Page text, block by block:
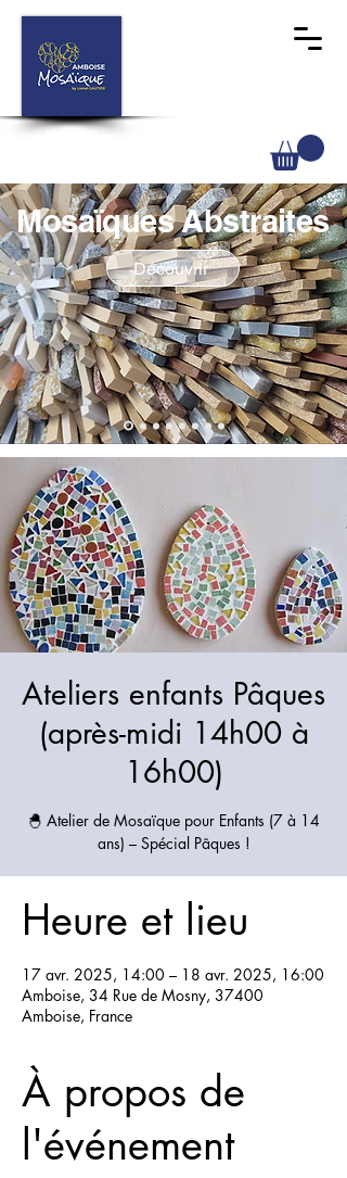
Mosaïques Abstraites
Découvrir
Ateliers enfants Pâques
(après-midi 14h00 à
16h00)
🐣 Atelier de Mosaïque pour Enfants (7 à 14
ans) – Spécial Pâques !
Heure et lieu
17 avr. 2025, 14:00 – 18 avr. 2025, 16:00
Amboise, 34 Rue de Mosny, 37400
Amboise, France
À propos de
l'événement